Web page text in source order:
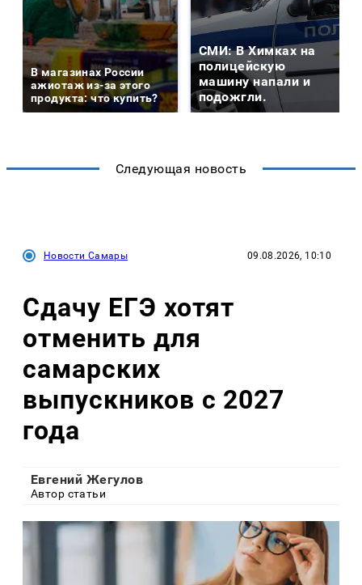
В магазинах России
ажиотаж из-за этого
продукта: что купить?
СМИ: В Химках на
полицейскую
машину напали и
подожгли.
Следующая новость
Новости Самары 09.08.2026, 10:10
Сдачу ЕГЭ хотят
отменить для
самарских
выпускников с 2027
года
Евгений Жегулов
Автор статьи